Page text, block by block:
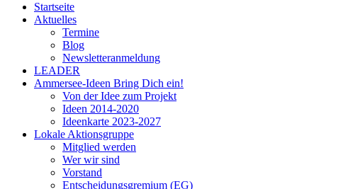
Startseite
Aktuelles
Termine
Blog
Newsletteranmeldung
LEADER
Ammersee-Ideen Bring Dich ein!
Von der Idee zum Projekt
Ideen 2014-2020
Ideenkarte 2023-2027
Lokale Aktionsgruppe
Mitglied werden
Wer wir sind
Vorstand
Entscheidungsgremium (EG)